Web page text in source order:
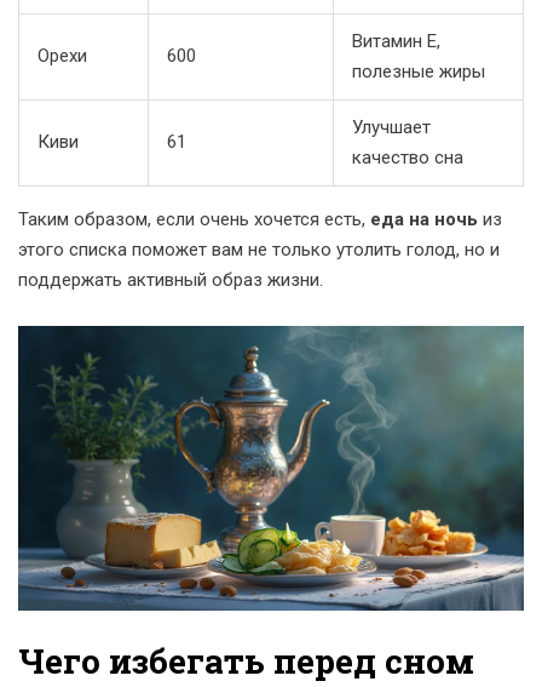
Орехи 600
Витамин E,
полезные жиры
Киви 61
Улучшает
качество сна
Таким образом, если очень хочется есть, еда на ночь из
этого списка поможет вам не только утолить голод, но и
поддержать активный образ жизни.
Чего избегать перед сном